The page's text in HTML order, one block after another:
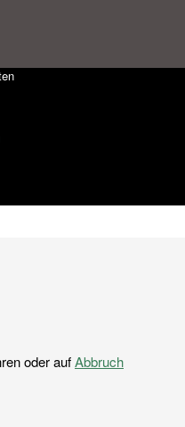
oder aufAbbruch